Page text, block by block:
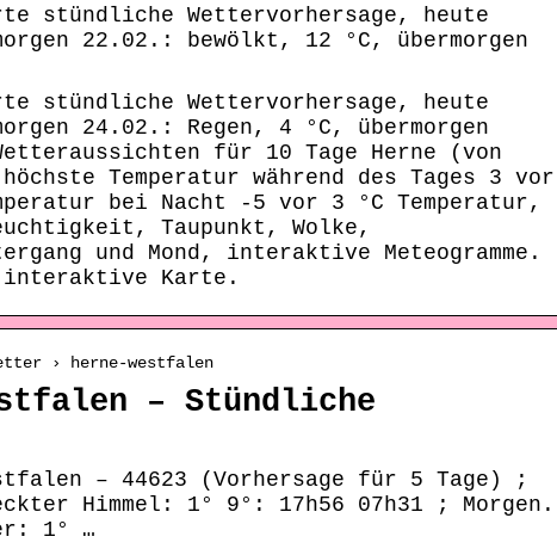
stündliche Wettervorhersage, heute
22.02.: bewölkt, 12 °C, übermorgen
stündliche Wettervorhersage, heute
24.02.: Regen, 4 °C, übermorgen
für 10 Tage Herne (von
Temperatur während des Tages 3 vor
bei Nacht -5 vor 3 °C Temperatur,
Taupunkt, Wolke,
und Mond, interaktive Meteogramme.
interaktive Karte.
› herne-westfalen
– Stündliche
– 44623 (Vorhersage für 5 Tage) ;
Himmel: 1° 9°: 17h56 07h31 ; Morgen.
1° …